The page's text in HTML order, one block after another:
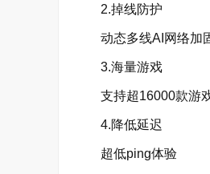
2.掉线防护
动态多线AI网络加
3.海量游戏
支持超16000款游
4.降低延迟
超低ping体验